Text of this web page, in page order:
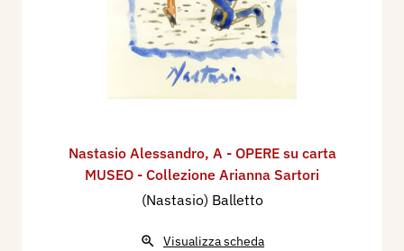
Nastasio Alessandro, A - OPERE su carta
MUSEO - Collezione Arianna Sartori
(Nastasio) Balletto
Visualizza scheda